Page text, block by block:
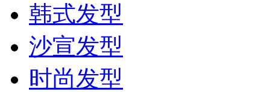
韩式发型
沙宣发型
时尚发型